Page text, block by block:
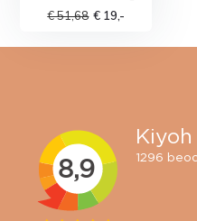
€ 51,68 € 19,-